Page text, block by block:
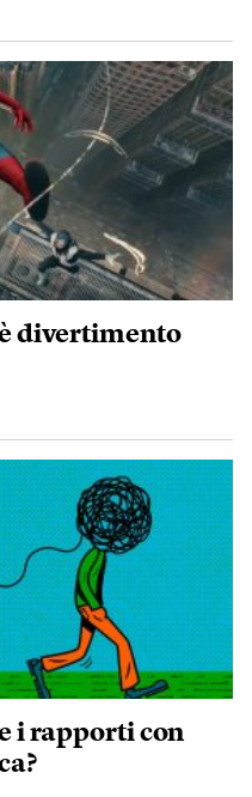
divertimento
i rapporti con